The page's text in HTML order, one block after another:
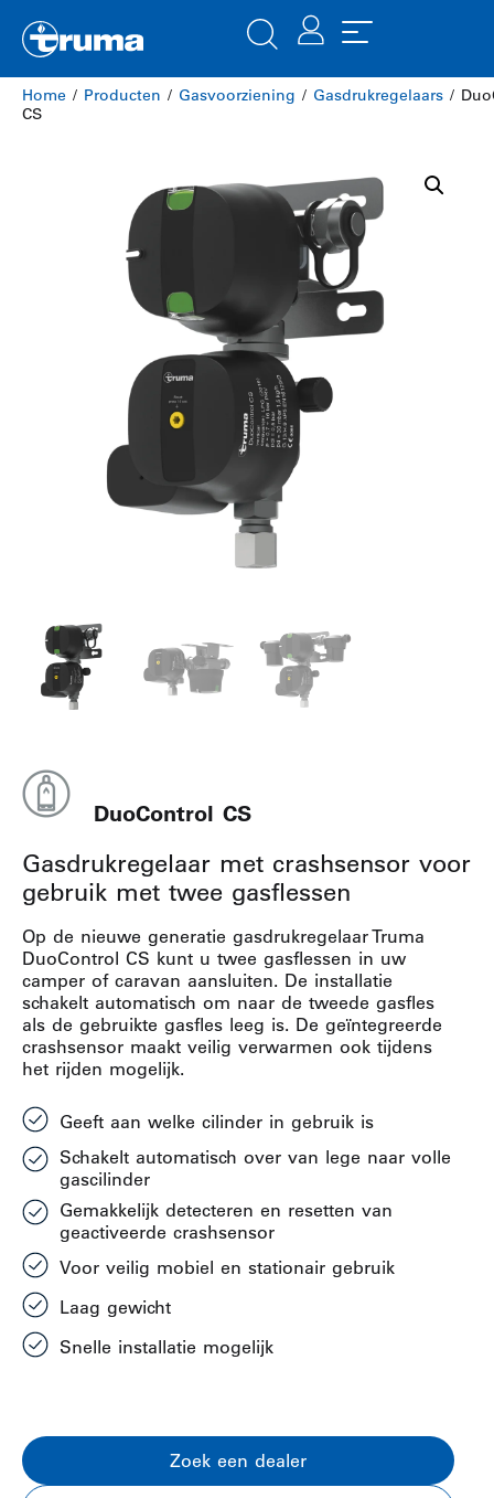
Home / Producten / Gasvoorziening / Gasdrukregelaars /
CS
DuoControl CS
Gasdrukregelaar met crashsensor voor
gebruik met twee gasflessen
Op de nieuwe generatie gasdrukregelaar Truma
DuoControl CS kunt u twee gasflessen in uw
camper of caravan aansluiten. De installatie
schakelt automatisch om naar de tweede gasfles
als de gebruikte gasfles leeg is. De geïntegreerde
crashsensor maakt veilig verwarmen ook tijdens
het rijden mogelijk.
Geeft aan welke cilinder in gebruik is
Schakelt automatisch over van lege naar volle
gascilinder
Gemakkelijk detecteren en resetten van
geactiveerde crashsensor
Voor veilig mobiel en stationair gebruik
Laag gewicht
Snelle installatie mogelijk
Zoek een dealer